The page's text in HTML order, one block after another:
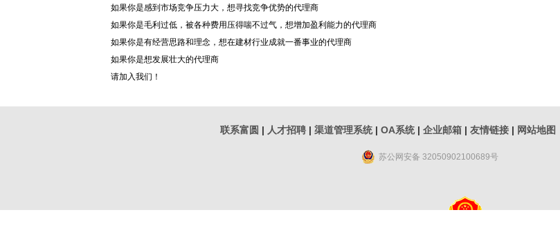
如果你是感到市场竞争压力大，想寻找竞争优势的代理商
如果你是毛利过低，被各种费用压得喘不过气，想增加盈利能力的代理商
如果你是有经营思路和理念，想在建材行业成就一番事业的代理商
如果你是想发展壮大的代理商
请加入我们！
联系富圆 | 人才招聘| 渠道管理系统| OA系统| 企业邮箱| 友情链接| 网站地图
苏公网安备 32050902100689号